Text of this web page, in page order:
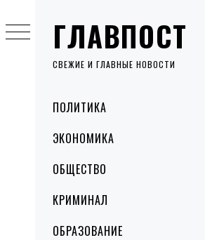
ГЛАВПОСТ
СВЕЖИЕ И ГЛАВНЫЕ НОВОСТИ
MenuПОЛИТИКА
ЭКОНОМИКА
ОБЩЕСТВО
КРИМИНАЛ
ОБРАЗОВАНИЕ
to
content